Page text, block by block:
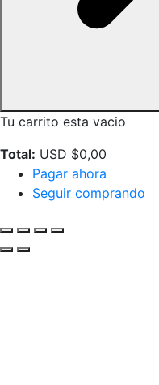
Tu carrito esta vacio
Total: USD $0,00
Pagar ahora
Seguir comprando